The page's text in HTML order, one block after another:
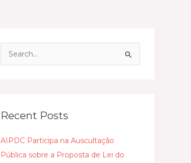
c
f
o
Recent Posts
AIPDC Participa na Auscultação
Pública sobre a Proposta de Lei do